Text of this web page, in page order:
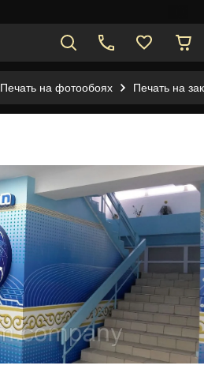
Печать на фотообоях Печать на